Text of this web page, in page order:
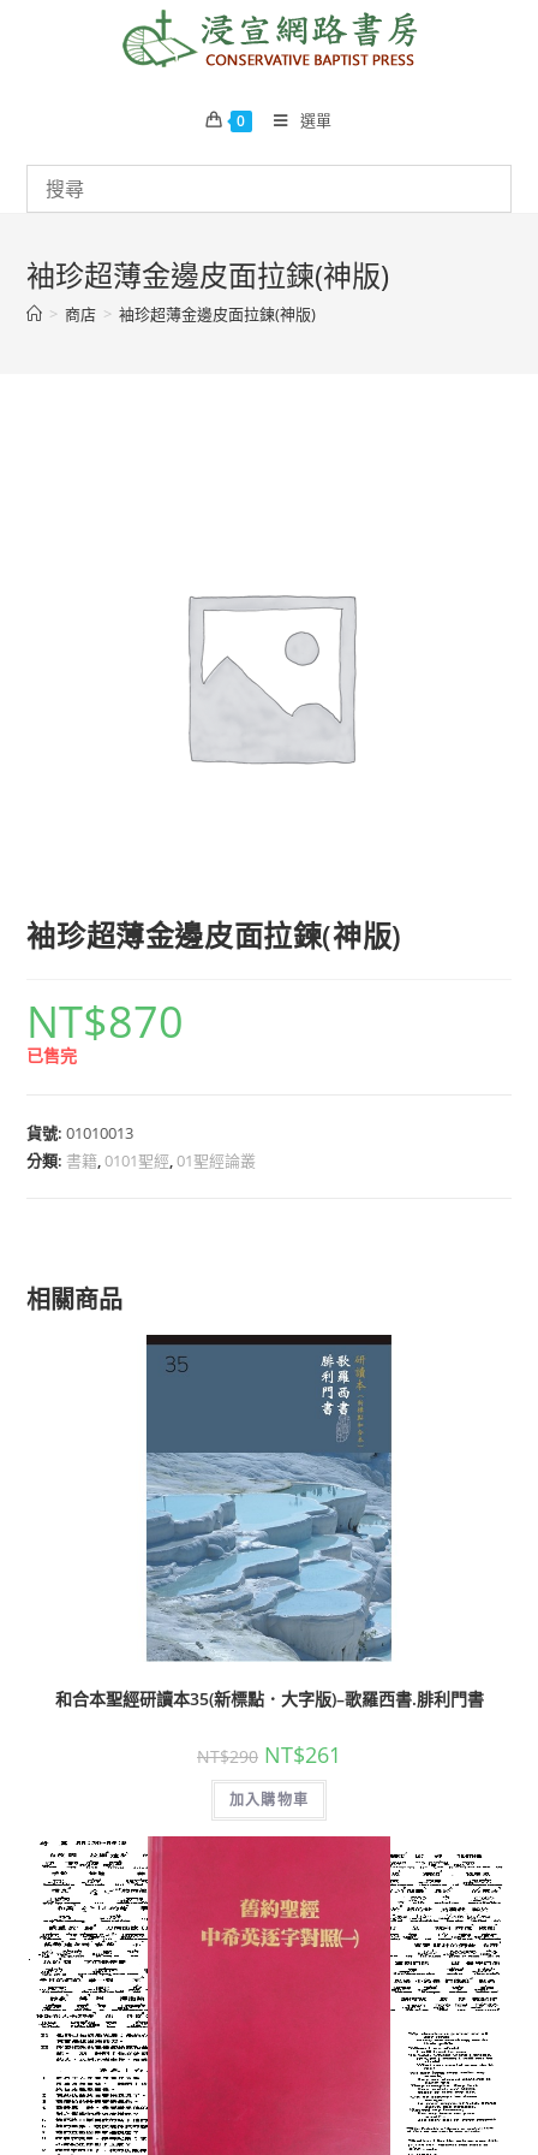
0 選單
袖珍超薄金邊皮面拉鍊(神版)
> 商店 > 袖珍超薄金邊皮面拉鍊(神版)
袖珍超薄金邊皮面拉鍊(神版)
NT$870
已售完
貨號:01010013
分類: 書籍,0101聖經,01聖經論叢
相關商品
和合本聖經研讀本35(新標點．大字版)–歌羅西書.腓利門書
NT$290 NT$261
加入購物車